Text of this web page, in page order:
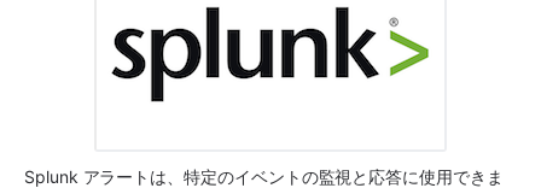
Splunk アラートは、特定のイベントの監視と応答に使用できま